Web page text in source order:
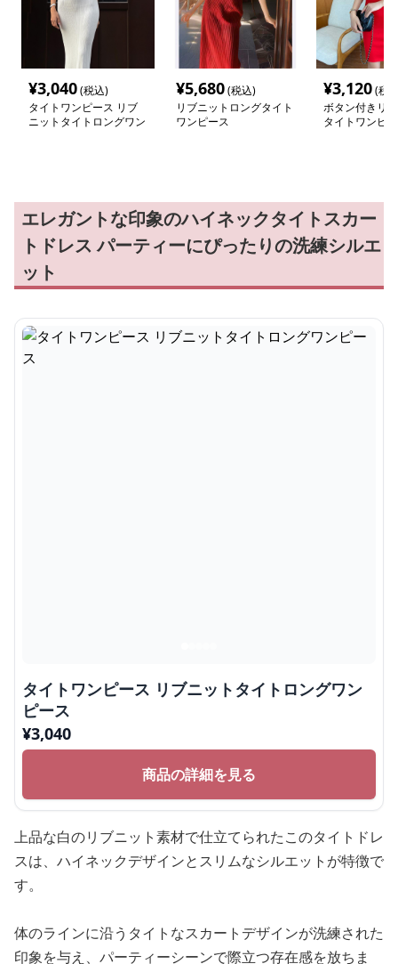
¥3,040(税込)
タイトワンピース リブ
ニットタイトロングワン
¥5,680(税込)
リブニットロングタイト
ワンピース
¥3,120(税
ボタン付きリ
タイトワンピ
エレガントな印象のハイネックタイトスカー
トドレス パーティーにぴったりの洗練シルエ
ット
タイトワンピース リブニットタイトロングワン
ピース
¥3,040
商品の詳細を見る
上品な白のリブニット素材で仕立てられたこのタイトドレ
スは、ハイネックデザインとスリムなシルエットが特徴で
す。
体のラインに沿うタイトなスカートデザインが洗練された
印象を与え、パーティーシーンで際立つ存在感を放ちま